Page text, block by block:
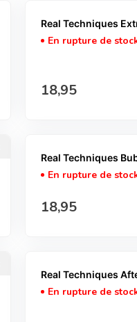
Real Techniques
En rupture de
Prix normal
18,95
Real Techniques
En rupture de
Prix normal
18,95
Real Techniques
En rupture de